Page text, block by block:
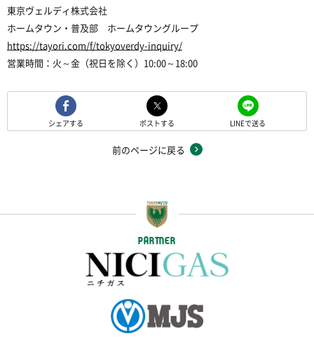
東京ヴェルディ株式会社
ホームタウン・普及部 ホームタウングループ
https://tayori.com/f/tokyoverdy-inquiry/
営業時間：火～金（祝日を除く）10:00～18:00
シェアする ポストする LINEで送る
前のページに戻る
PARTNER